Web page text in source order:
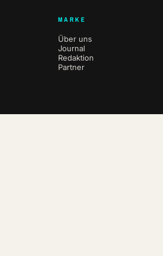
MARKE
Über uns
Journal
Redaktion
Partner